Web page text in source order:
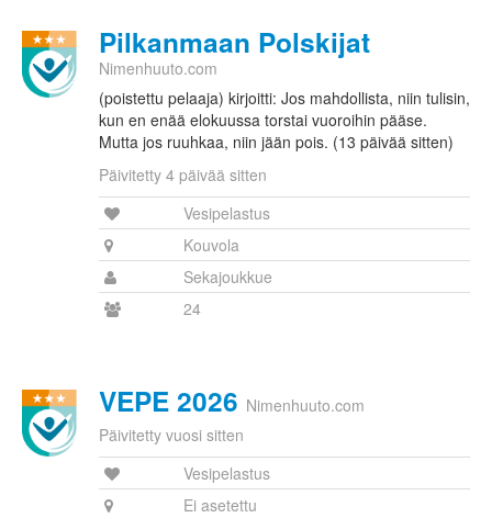
Pilkanmaan Polskijat
Nimenhuuto.com
(poistettu pelaaja) kirjoitti: Jos mahdollista, niin tulisin,
kun en enää elokuussa torstai vuoroihin pääse.
Mutta jos ruuhkaa, niin jään pois. (13 päivää sitten)
Päivitetty 4 päivää sitten
Vesipelastus
Kouvola
Sekajoukkue
24
VEPE 2026 Nimenhuuto.com
Päivitetty vuosi sitten
Vesipelastus
Ei asetettu